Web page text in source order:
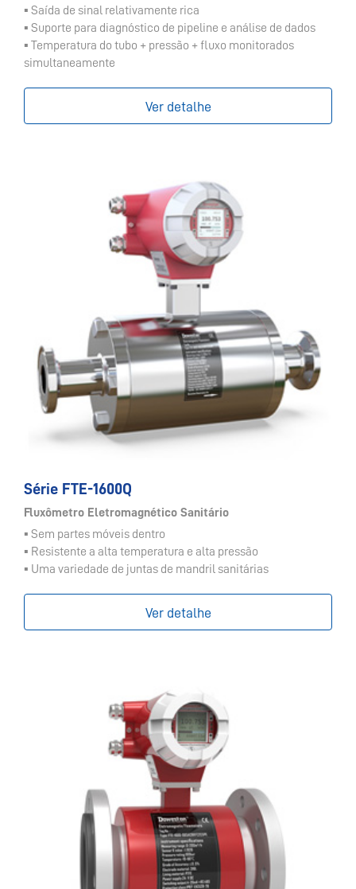
▪ Saída de sinal relativamente rica
▪ Suporte para diagnóstico de pipeline e análise de dados
▪ Temperatura do tubo + pressão + fluxo monitorados
simultaneamente
Ver detalhe
Série FTE-1600Q
Fluxômetro Eletromagnético Sanitário
▪ Sem partes móveis dentro
▪ Resistente a alta temperatura e alta pressão
▪ Uma variedade de juntas de mandril sanitárias
Ver detalhe